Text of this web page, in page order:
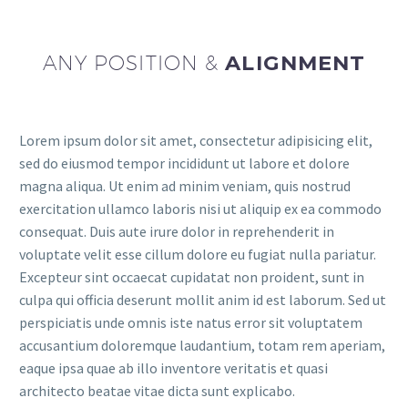
ANY POSITION &ALIGNMENT
Lorem ipsum dolor sit amet, consectetur adipisicing elit,
sed do eiusmod tempor incididunt ut labore et dolore
magna aliqua. Ut enim ad minim veniam, quis nostrud
exercitation ullamco laboris nisi ut aliquip ex ea commodo
consequat. Duis aute irure dolor in reprehenderit in
voluptate velit esse cillum dolore eu fugiat nulla pariatur.
Excepteur sint occaecat cupidatat non proident, sunt in
culpa qui officia deserunt mollit anim id est laborum. Sed ut
perspiciatis unde omnis iste natus error sit voluptatem
accusantium doloremque laudantium, totam rem aperiam,
eaque ipsa quae ab illo inventore veritatis et quasi
architecto beatae vitae dicta sunt explicabo.